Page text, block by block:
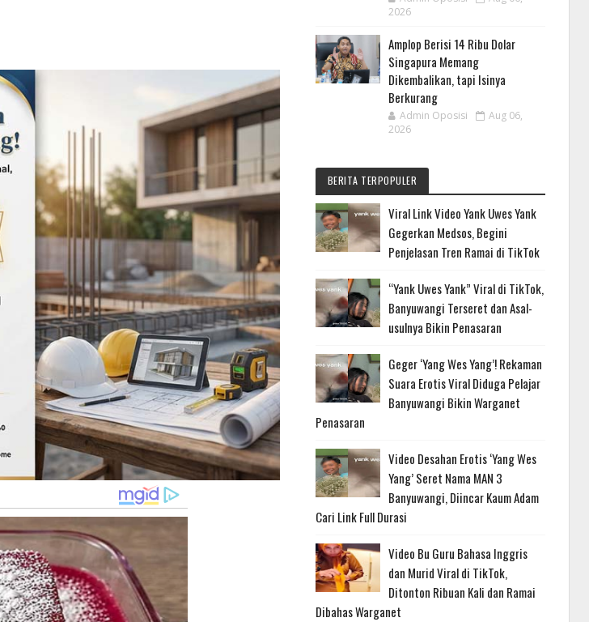
2026
Amplop Berisi 14 Ribu Dolar
Singapura Memang
Dikembalikan, tapi Isinya
Berkurang
Admin Oposisi
Aug 06,
2026
BERITA TERPOPULER
Viral Link Video Yank Uwes Yank
Gegerkan Medsos, Begini
Penjelasan Tren Ramai di TikTok
“Yank Uwes Yank” Viral di TikTok,
Banyuwangi Terseret dan Asal-
usulnya Bikin Penasaran
Geger ‘Yang Wes Yang’! Rekaman
Suara Erotis Viral Diduga Pelajar
Banyuwangi Bikin Warganet
Penasaran
Video Desahan Erotis ‘Yang Wes
Yang’ Seret Nama MAN 3
Banyuwangi, Diincar Kaum Adam
Cari Link Full Durasi
Video Bu Guru Bahasa Inggris
dan Murid Viral di TikTok,
Ditonton Ribuan Kali dan Ramai
Dibahas Warganet